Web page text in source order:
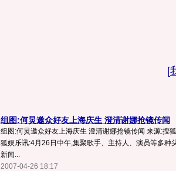
[
组图:何炅邀众好友上海庆生 澄清谢娜抢镜传闻
组图:何炅邀众好友上海庆生 澄清谢娜抢镜传闻 来源:搜
狐娱乐讯:4月26日中午,集聚歌手、主持人、演员等多种
新闻...
2007-04-26 18:17